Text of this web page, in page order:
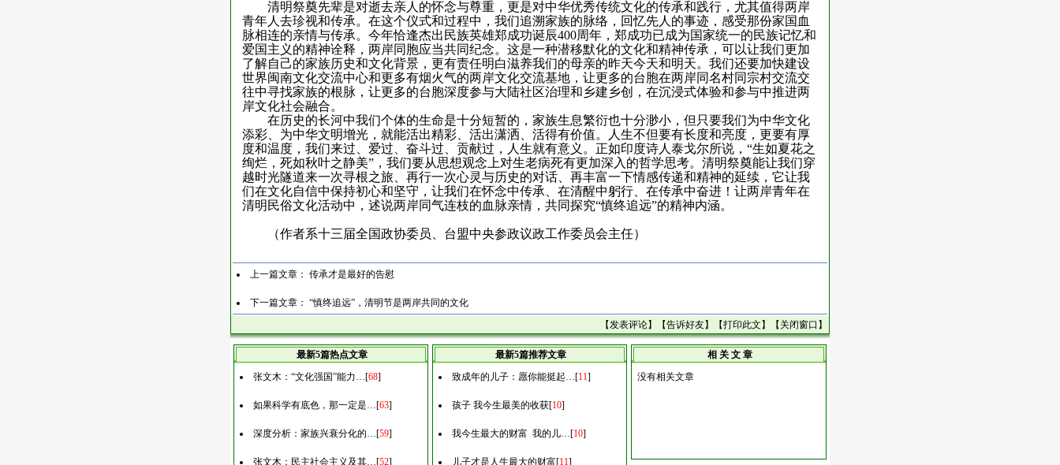
清明祭奠先辈是对逝去亲人的怀念与尊重，更是对中华优秀传统文化的传承和践行，尤其值得两岸
青年人去珍视和传承。在这个仪式和过程中，我们追溯家族的脉络，回忆先人的事迹，感受那份家国血
脉相连的亲情与传承。今年恰逢杰出民族英雄郑成功诞辰400周年，郑成功已成为国家统一的民族记忆和
爱国主义的精神诠释，两岸同胞应当共同纪念。这是一种潜移默化的文化和精神传承，可以让我们更加
了解自己的家族历史和文化背景，更有责任明白滋养我们的母亲的昨天今天和明天。我们还要加快建设
世界闽南文化交流中心和更多有烟火气的两岸文化交流基地，让更多的台胞在两岸同名村同宗村交流交
往中寻找家族的根脉，让更多的台胞深度参与大陆社区治理和乡建乡创，在沉浸式体验和参与中推进两
岸文化社会融合。
在历史的长河中我们个体的生命是十分短暂的，家族生息繁衍也十分渺小，但只要我们为中华文化
添彩、为中华文明增光，就能活出精彩、活出潇洒、活得有价值。人生不但要有长度和亮度，更要有厚
度和温度，我们来过、爱过、奋斗过、贡献过，人生就有意义。正如印度诗人泰戈尔所说， “生如夏花之
绚烂，死如秋叶之静美”，我们要从思想观念上对生老病死有更加深入的哲学思考。清明祭奠能让我们穿
越时光隧道来一次寻根之旅、再行一次心灵与历史的对话、再丰富一下情感传递和精神的延续，它让我
们在文化自信中保持初心和坚守，让我们在怀念中传承、在清醒中躬行、在传承中奋进！让两岸青年在
清明民俗文化活动中，述说两岸同气连枝的血脉亲情，共同探究“慎终追远”的精神内涵。
（作者系十三届全国政协委员、台盟中央参政议政工作委员会主任）
上一篇文章： 传承才是最好的告慰
下一篇文章： “慎终追远”，清明节是两岸共同的文化
【发表评论】【告诉好友】【打印此文 】【 关闭窗口 】
最新5篇热点文章
张文木：“文化强国”能力…[68]
如果科学有底色，那一定是…[63]
深度分析：家族兴衰分化的…[59]
张文木：民主社会主义及其…[52]
最新5篇推荐文章
致成年的儿子：愿你能挺起…[11]
孩子 我今生最美的收获[10]
我今生最大的财富 我的儿…[10]
儿子才是人生最大的财富[11]
相 关 文 章
没有相关文章